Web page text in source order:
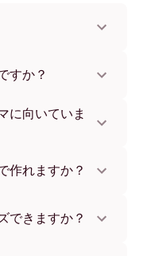
cm（32x32
すか？
ックをお探しの方
ぴったり。コンパク
材で色鮮やかに仕
に向いていま
子さまの成長記録の
作れますか？
をコンパクトにまと
できますか？